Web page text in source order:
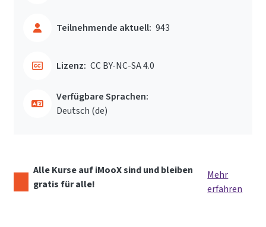
Teilnehmende aktuell: 943
Lizenz: CC BY-NC-SA 4.0
Verfügbare Sprachen:
Deutsch ‎(de)‎
Alle Kurse auf iMooX sind und bleiben
gratis für alle!
Mehr
erfahren